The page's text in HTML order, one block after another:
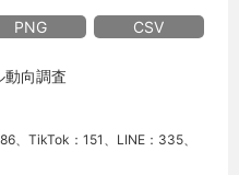
PNG CSV
動向調査
、TikTok：151、LINE：335、